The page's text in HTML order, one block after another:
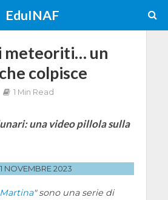
EduINAF
meteoriti… un
colpisce
1 Min Read
una video pillola sulla
NOVEMBRE 2023
" sono una serie di